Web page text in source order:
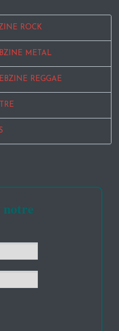
ROCK
METAL
REGGAE
notre